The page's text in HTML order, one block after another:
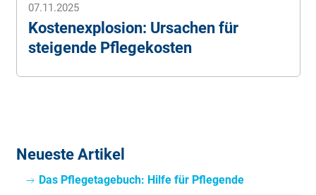
07.11.2025
Kostenexplosion: Ursachen für
steigende Pflegekosten
Neueste Artikel
Das Pflegetagebuch: Hilfe für Pflegende